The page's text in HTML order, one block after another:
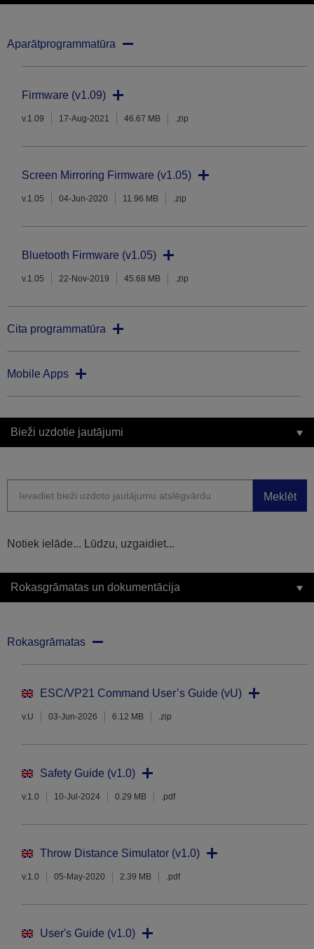
Aparātprogrammatūra
Firmware (v1.09)
v.1.09 17-Aug-2021 46.67 MB .zip
Screen Mirroring Firmware (v1.05)
v.1.05 04-Jun-2020 11.96 MB .zip
Bluetooth Firmware (v1.05)
v.1.05 22-Nov-2019 45.68 MB .zip
Cita programmatūra
Mobile Apps
Bieži uzdotie jautājumi
Meklēt
Notiek ielāde... Lūdzu, uzgaidiet...
Rokasgrāmatas un dokumentācija
Rokasgrāmatas
ESC/VP21 Command User’s Guide (vU)
v.U 03-Jun-2026 6.12 MB .zip
Safety Guide (v1.0)
v.1.0 10-Jul-2024 0.29 MB .pdf
Throw Distance Simulator (v1.0)
v.1.0 05-May-2020 2.39 MB .pdf
User's Guide (v1.0)